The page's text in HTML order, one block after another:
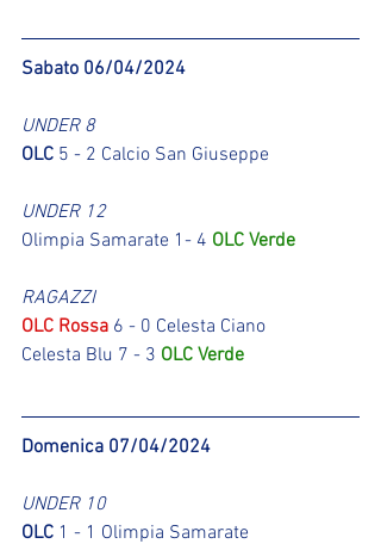
Sabato 06/04/2024
UNDER 8
OLC 5 - 2 Calcio San Giuseppe
UNDER 12
Olimpia Samarate 1- 4 OLC Verde
RAGAZZI
OLC Rossa 6 - 0 Celesta Ciano
Celesta Blu 7 - 3 OLC Verde
Domenica 07/04/2024
UNDER 10
OLC 1 - 1 Olimpia Samarate